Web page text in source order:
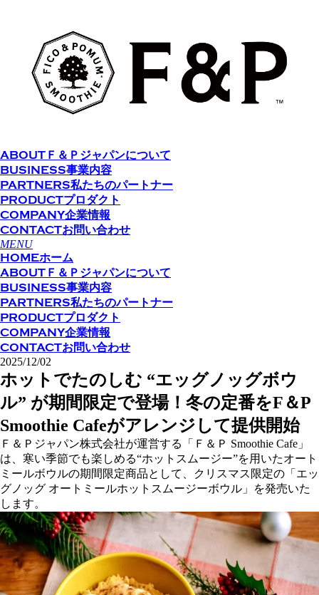
ABOUT Ｆ＆Ｐジャパンについて
BUSINESS事業内容
PARTNERS私たちのパートナー
PRODUCTプロダクト
COMPANY企業情報
CONTACTお問い合わせ
MENU
HOMEホーム
ABOUT Ｆ＆Ｐジャパンについて
BUSINESS事業内容
PARTNERS私たちのパートナー
PRODUCTプロダクト
COMPANY企業情報
CONTACTお問い合わせ
2025/12/02
ホットでたのしむ “エッグノッグボウ
ル” が期間限定で登場！冬の定番をF＆P
Smoothie Cafeがアレンジして提供開始
Ｆ＆Ｐジャパン株式会社が運営する「Ｆ＆Ｐ Smoothie Cafe」
は、寒い季節でも楽しめる“ホットスムージー”を用いたオート
ミールボウルの期間限定商品として、クリスマス限定の「エッ
グノッグ オートミールホットスムージーボウル」を発売いた
します。